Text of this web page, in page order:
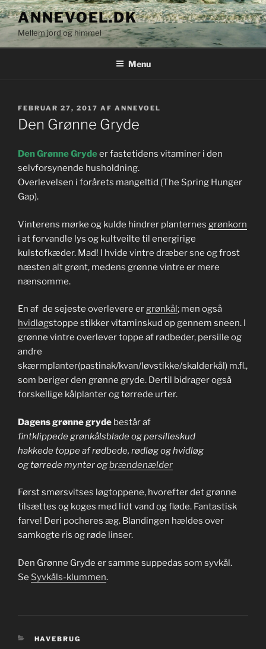
Videre
til
indhold
ANNEVOEL.DK
Mellem jord og himmel
Menu
UDGIVET
DEN
FEBRUAR 27, 2017 AF ANNEVOEL
Den Grønne Gryde
Den Grønne Grydeer fastetidens vitaminer i den
selvforsynende husholdning.
Overlevelsen i forårets mangeltid (The Spring Hunger
Gap).
Vinterens mørke og kulde hindrer planternes grønkorn
i at forvandle lys og kultveilte til energirige
kulstofkæder. Mad! I hvide vintre dræber sne og frost
næsten alt grønt, medens grønne vintre er mere
nænsomme.
En af de sejeste overlevere ergrønkål; men også
hvidløgstoppe stikker vitaminskud op gennem sneen. I
grønne vintre overlever toppe af rødbeder, persille og
andre
skærmplanter(pastinak/kvan/løvstikke/skalderkål) m.fl.,
som beriger den grønne gryde. Dertil bidrager også
forskellige kålplanter og tørrede urter.
Dagens grønne gryde består af
fintklippede grønkålsblade og persilleskud
hakkede toppe af rødbede, rødløg og hvidløg
og tørrede mynter ogbrændenælder
Først smørsvitses løgtoppene, hvorefter det grønne
tilsættes og koges med lidt vand og fløde. Fantastisk
farve! Deri pocheres æg. Blandingen hældes over
samkogte ris og røde linser.
Den Grønne Gryde er samme suppedas som syvkål.
Se Syvkåls-klummen.
KATEGORIER
HAVEBRUG